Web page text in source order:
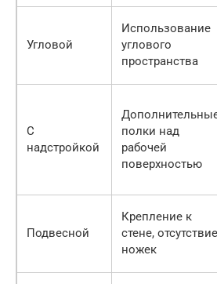
Угловой
Использование
углового
пространства
С
надстройкой
полки над
рабочей
поверхностью
Подвесной
Крепление к
стене, отсутствие
ножек